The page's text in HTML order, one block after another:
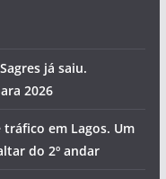
já saiu.
2026
em Lagos. Um
do 2º andar